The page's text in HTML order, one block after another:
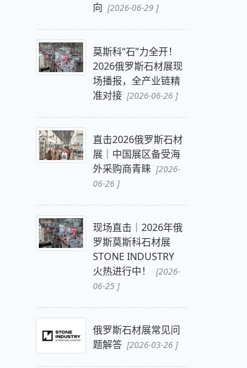
向 [2026-06-29 ]
莫斯科“石”力全开！
2026俄罗斯石材展现
场播报，全产业链精
准对接 [2026-06-26 ]
直击2026俄罗斯石材
展｜中国展区备受海
外采购商青睐 [2026-
06-26 ]
现场直击｜2026年俄
罗斯莫斯科石材展
STONE INDUSTRY
火热进行中！
[2026-
06-25 ]
俄罗斯石材展常见问
题解答 [2026-03-26 ]